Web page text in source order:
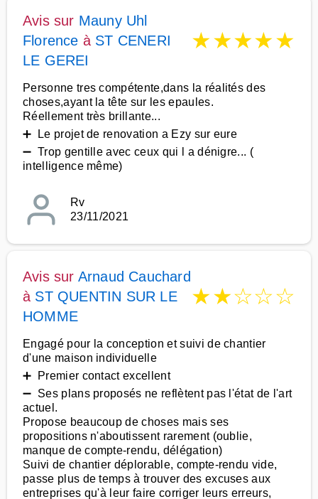
Avis sur Mauny Uhl
Florence à ST CENERI
LE GEREI
★★★★★
Personne tres compétente,dans la réalités des
choses,ayant la tête sur les epaules.
Réellement très brillante...
➕ Le projet de renovation a Ezy sur eure
➖ Trop gentille avec ceux qui l a dénigre... (
intelligence même)
Rv
23/11/2021
Avis sur Arnaud Cauchard
à ST QUENTIN SUR LE
HOMME
★★☆☆☆
Engagé pour la conception et suivi de chantier
d'une maison individuelle
➕ Premier contact excellent
➖ Ses plans proposés ne reflètent pas l'état de l'art
actuel.
Propose beaucoup de choses mais ses
propositions n'aboutissent rarement (oublie,
manque de compte-rendu, délégation)
Suivi de chantier déplorable, compte-rendu vide,
passe plus de temps à trouver des excuses aux
entreprises qu'à leur faire corriger leurs erreurs,